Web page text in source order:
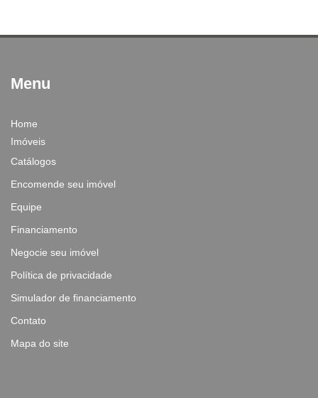
Menu
Home
Imóveis
Catálogos
Encomende seu imóvel
Equipe
Financiamento
Negocie seu imóvel
Política de privacidade
Simulador de financiamento
Contato
Mapa do site